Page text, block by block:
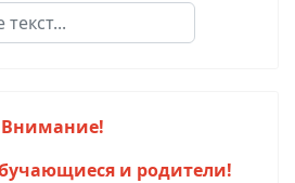
Внимание!
и родители!